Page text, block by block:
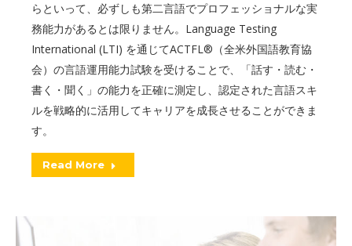
らといって、必ずしも第二言語でプロフェッショナルな実
務能力があるとは限りません。Language Testing
International (LTI) を通じてACTFL®（全米外国語教育協
会）の言語運用能力試験を受けることで、「話す・読む・
書く・聞く」の能力を正確に測定し、認定された言語スキ
ルを戦略的に活用してキャリアを成長させることができま
す。
Read More